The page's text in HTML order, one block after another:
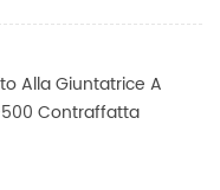
Alla Giuntatrice A
500 Contraffatta